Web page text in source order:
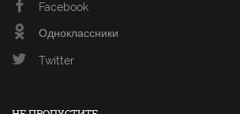
Facebook
Одноклассники
Twitter